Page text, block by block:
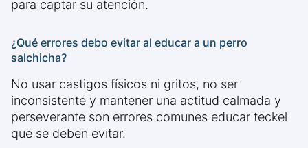
para captar su atención.
¿Qué errores debo evitar al educar a un perro
salchicha?
No usar castigos físicos ni gritos, no ser
inconsistente y mantener una actitud calmada y
perseverante son errores comunes educar teckel
que se deben evitar.